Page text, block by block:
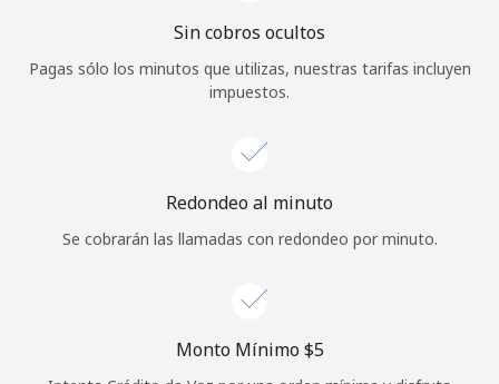
¿Olvidaste tu contraseña? →
Iniciar Sesión
Sin cobros ocultos
Pagas sólo los minutos que utilizas, nuestras tarifas incluyen
impuestos.
Redondeo al minuto
Se cobrarán las llamadas con redondeo por minuto.
Monto Mínimo ⁦$5⁩